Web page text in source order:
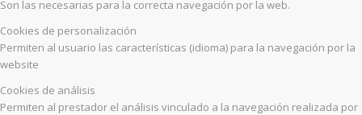
Son las necesarias para la correcta navegación por la web.
Cookies de personalización
Permiten al usuario las características (idioma) para la navegación por la
website
Cookies de análisis
Permiten al prestador el análisis vinculado a la navegación realizada por